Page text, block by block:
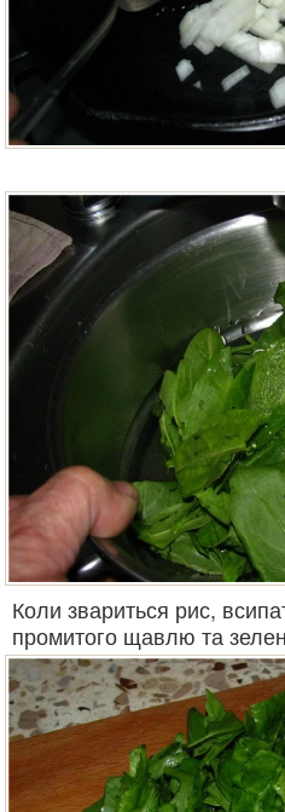
Коли звариться рис,
промитого щавлю та